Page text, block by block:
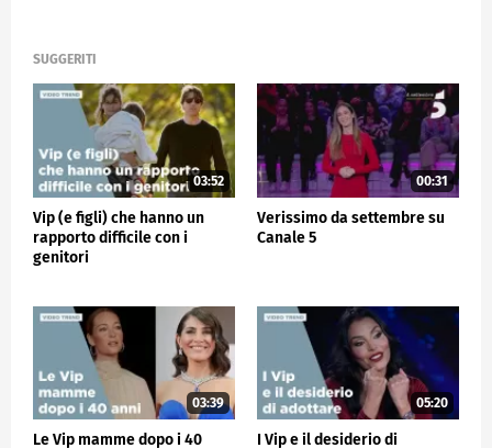
SUGGERITI
03:52
Vip (e figli) che hanno un
rapporto difficile con i
genitori
00:31
Verissimo da settembre su
Canale 5
03:39
Le Vip mamme dopo i 40
05:20
I Vip e il desiderio di